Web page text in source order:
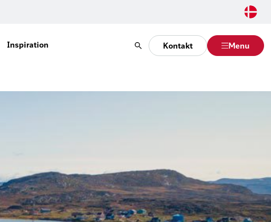
Inspiration Søg Kontakt Menu